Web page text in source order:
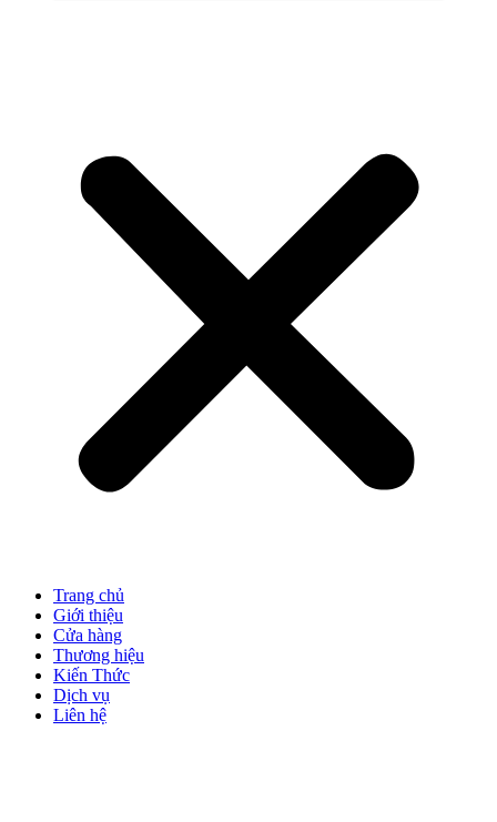
Trang chủ
Giới thiệu
Cửa hàng
Thương hiệu
Kiến Thức
Dịch vụ
Liên hệ